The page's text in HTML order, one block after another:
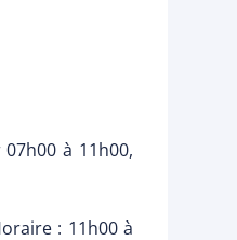
à 11h00,
: 11h00 à